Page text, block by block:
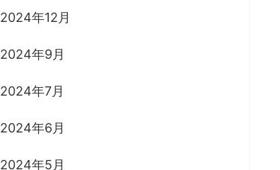
2024年12月
2024年9月
2024年7月
2024年6月
2024年5月